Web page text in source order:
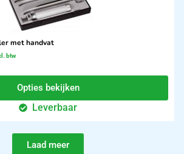
met handvat
btw
Opties bekijken
Leverbaar
Laad meer